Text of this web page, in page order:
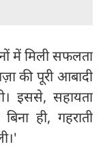
में मिली सफलता
की पूरी आबादी
इससे, सहायता
ही, गहराती